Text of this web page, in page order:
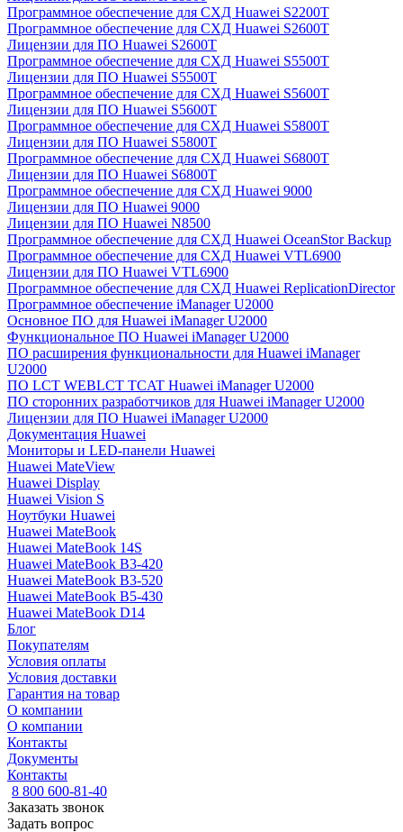
Программное обеспечение для СХД Huawei S2200T
Программное обеспечение для СХД Huawei S2600T
Лицензии для ПО Huawei S2600T
Программное обеспечение для СХД Huawei S5500T
Лицензии для ПО Huawei S5500T
Программное обеспечение для СХД Huawei S5600T
Лицензии для ПО Huawei S5600T
Программное обеспечение для СХД Huawei S5800T
Лицензии для ПО Huawei S5800T
Программное обеспечение для СХД Huawei S6800T
Лицензии для ПО Huawei S6800T
Программное обеспечение для СХД Huawei 9000
Лицензии для ПО Huawei 9000
Лицензии для ПО Huawei N8500
Программное обеспечение для СХД Huawei OceanStor Backup
Программное обеспечение для СХД Huawei VTL6900
Лицензии для ПО Huawei VTL6900
Программное обеспечение для СХД Huawei ReplicationDirector
Программное обеспечение iManager U2000
Основное ПО для Huawei iManager U2000
Функциональное ПО Huawei iManager U2000
ПО расширения функциональности для Huawei iManager
U2000
ПО LCT WEBLCT TCAT Huawei iManager U2000
ПО сторонних разработчиков для Huawei iManager U2000
Лицензии для ПО Huawei iManager U2000
Документация Huawei
Мониторы и LED-панели Huawei
Huawei MateView
Huawei Display
Huawei Vision S
Ноутбуки Huawei
Huawei MateBook
Huawei MateBook 14S
Huawei MateBook B3-420
Huawei MateBook B3-520
Huawei MateBook B5-430
Huawei MateBook D14
Блог
Покупателям
Условия оплаты
Условия доставки
Гарантия на товар
О компании
О компании
Контакты
Документы
Контакты
8 800 600-81-40
Заказать звонок
Задать вопрос